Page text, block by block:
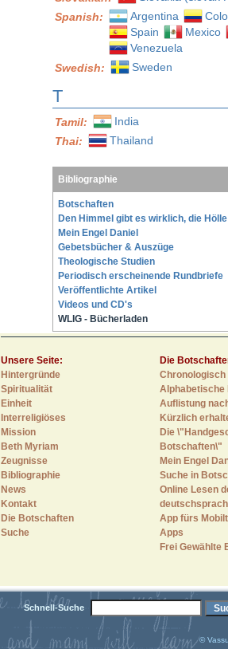
Spanish:
Argentina
Spain
Mexico
Venezuela
Swedish:
Sweden
T
Tamil:
India
Thai:
Thailand
Bibliographie
Botschaften
Den Himmel gibt es wirklich, die
Mein Engel Daniel
Gebetsbücher & Auszüge
Theologische Studien
Periodisch erscheinende Rundbriefe
Veröffentlichte Artikel
Videos und CD's
WLIG - Bücherladen
Unsere Seite:
Hintergründe
Spiritualität
Einheit
Interreligiöses
Mission
Beth Myriam
Zeugnisse
Bibliographie
News
Kontakt
Die Botschaften
Suche
Die
Alphabetische
Auflistung
Kürzlich
Die
Botschaften\"
Mein Engel
Suche in
Online Lesen
App fürs
Apps
Frei Gewählte
Schnell-Suche
©